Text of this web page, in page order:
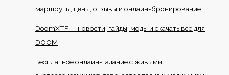
маршруты, цены, отзывы и онлайн-бронирование
DoomXTF — новости, гайды, моды и скачать всё для
DOOM
Бесплатное онлайн-гадание с живыми